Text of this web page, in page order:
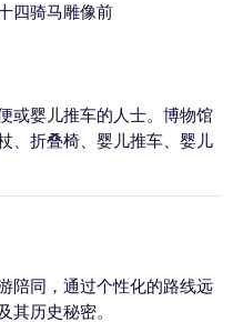
四骑马雕像前
或婴儿推车的人士。博物馆
、折叠椅、婴儿推车、婴儿
陪同，通过个性化的路线远
其历史秘密。